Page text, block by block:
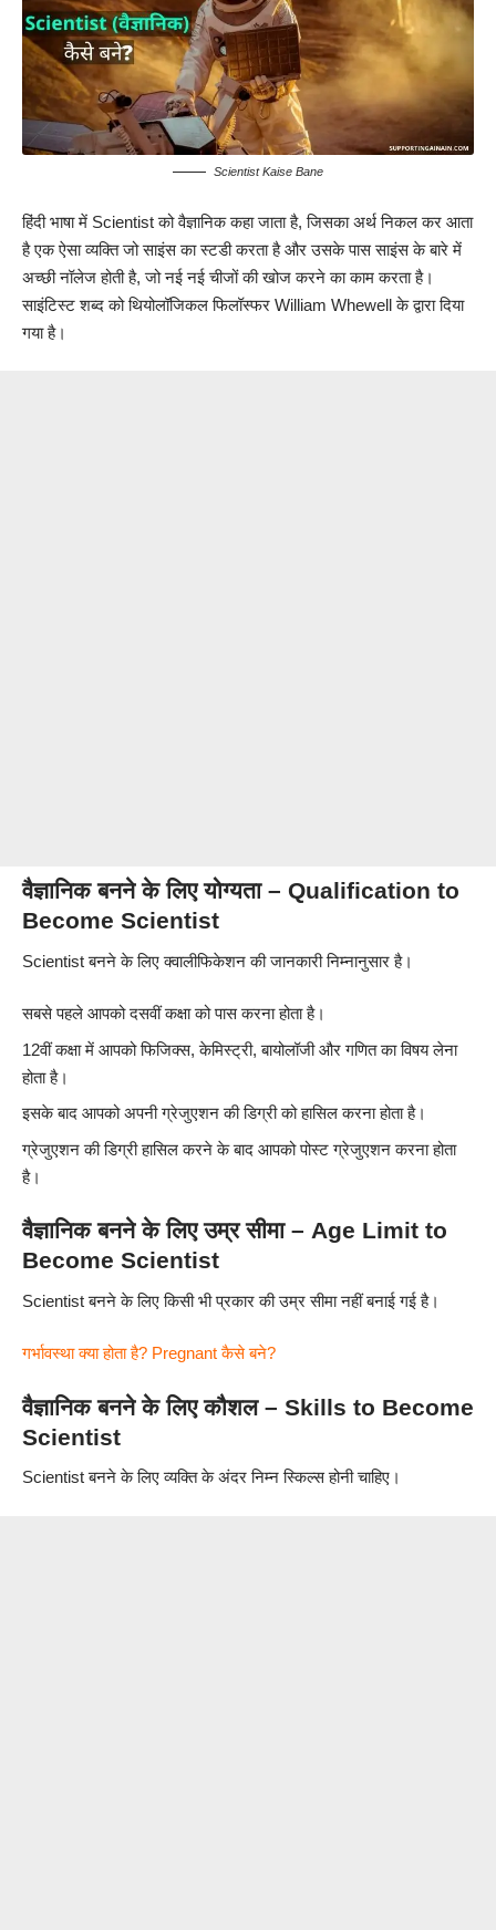
Scientist Kaise Bane
हिंदी भाषा में Scientist को वैज्ञानिक कहा जाता है, जिसका अर्थ निकल कर आता
है एक ऐसा व्यक्ति जो साइंस का स्टडी करता है और उसके पास साइंस के बारे में
अच्छी नॉलेज होती है, जो नई नई चीजों की खोज करने का काम करता है।
साइंटिस्ट शब्द को थियोलॉजिकल फिलॉस्फर William Whewell के द्वारा दिया
गया है।
वैज्ञानिक बनने के लिए योग्यता – Qualification to
Become Scientist
Scientist बनने के लिए क्वालीफिकेशन की जानकारी निम्नानुसार है।
सबसे पहले आपको दसवीं कक्षा को पास करना होता है।
12वीं कक्षा में आपको फिजिक्स, केमिस्ट्री, बायोलॉजी और गणित का विषय लेना
होता है।
इसके बाद आपको अपनी ग्रेजुएशन की डिग्री को हासिल करना होता है।
ग्रेजुएशन की डिग्री हासिल करने के बाद आपको पोस्ट ग्रेजुएशन करना होता
है।
वैज्ञानिक बनने के लिए उम्र सीमा – Age Limit to
Become Scientist
Scientist बनने के लिए किसी भी प्रकार की उम्र सीमा नहीं बनाई गई है।
गर्भावस्था क्या होता है? Pregnant कैसे बने?
वैज्ञानिक बनने के लिए कौशल – Skills to Become
Scientist
Scientist बनने के लिए व्यक्ति के अंदर निम्न स्किल्स होनी चाहिए।